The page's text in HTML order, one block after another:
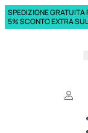
SPEDIZIONE GRATUITA
5% SCONTO EXTRA